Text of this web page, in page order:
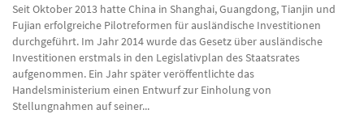
Seit Oktober 2013 hatte China in Shanghai, Guangdong, Tianjin und
Fujian erfolgreiche Pilotreformen für ausländische Investitionen
durchgeführt. Im Jahr 2014 wurde das Gesetz über ausländische
Investitionen erstmals in den Legislativplan des Staatsrates
aufgenommen. Ein Jahr später veröffentlichte das
Handelsministerium einen Entwurf zur Einholung von
Stellungnahmen auf seiner...